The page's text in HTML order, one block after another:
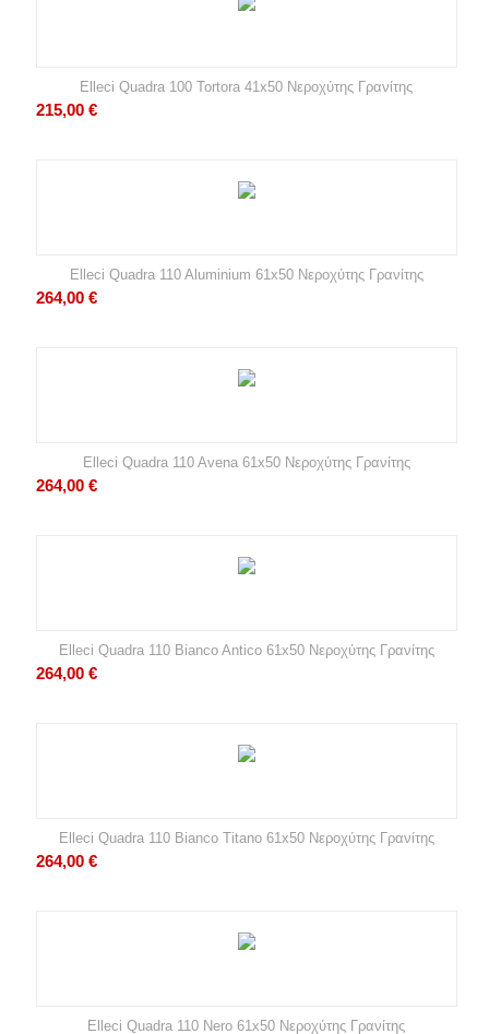
Elleci Quadra 100 Tortora 41x50 Νεροχύτης Γρανίτης
215,00 €
Elleci Quadra 110 Aluminium 61x50 Νεροχύτης Γρανίτης
264,00 €
Elleci Quadra 110 Avena 61x50 Νεροχύτης Γρανίτης
264,00 €
Elleci Quadra 110 Bianco Antico 61x50 Νεροχύτης Γρανίτης
264,00 €
Elleci Quadra 110 Bianco Titano 61x50 Νεροχύτης Γρανίτης
264,00 €
Elleci Quadra 110 Nero 61x50 Νεροχύτης Γρανίτης